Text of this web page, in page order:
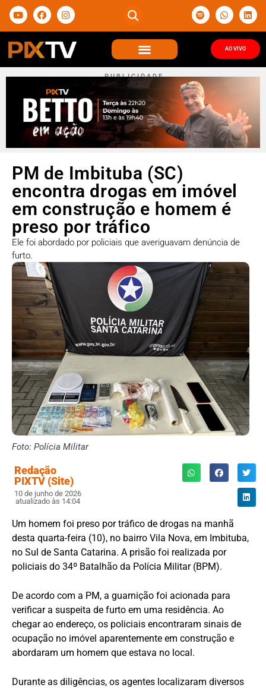
AO VIVO
P U B L I C I D A D E
PM de Imbituba (SC)
encontra drogas em imóvel
em construção e homem é
preso por tráfico
Ele foi abordado por policiais que averiguavam denúncia de
furto.
Foto: Polícia Militar
Redação
PIXTV (Site)
10 de junho de 2026
atualizado às 14:04
Um homem foi preso por tráfico de drogas na manhã
desta quarta-feira (10), no bairro Vila Nova, em Imbituba,
no Sul de Santa Catarina. A prisão foi realizada por
policiais do 34º Batalhão da Polícia Militar (BPM).
De acordo com a PM, a guarnição foi acionada para
verificar a suspeita de furto em uma residência. Ao
chegar ao endereço, os policiais encontraram sinais de
ocupação no imóvel aparentemente em construção e
abordaram um homem que estava no local.
Durante as diligências, os agentes localizaram diversos